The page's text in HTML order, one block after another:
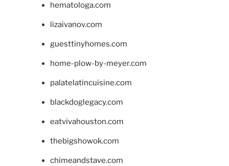
hematologa.com
lizaivanov.com
guesttinyhomes.com
home-plow-by-meyer.com
palatelatincuisine.com
blackdoglegacy.com
eatvivahouston.com
thebigshowok.com
chimeandstave.com